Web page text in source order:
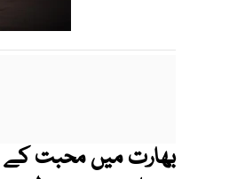
بھارت میں محبت کے